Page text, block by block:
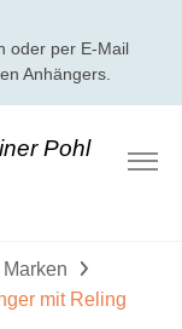
oder per E-Mail
Anhängers.
Pohl
mit Reling